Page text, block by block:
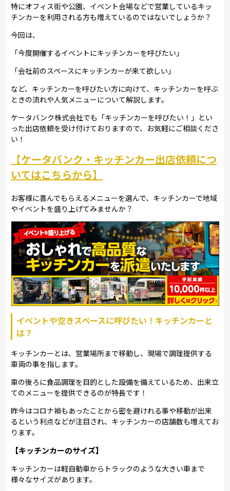
特にオフィス街や公園、イベント会場などで営業しているキッ
チンカーを利用される方も増えているのではないでしょうか？
今回は、
「今度開催するイベントにキッチンカーを呼びたい」
「会社前のスペースにキッチンカーが来て欲しい」
など、キッチンカーを呼びたい方に向けて、キッチンカーを呼ぶ
ときの流れや人気メニューについて解説します。
ケータバンク株式会社でも「キッチンカーを呼びたい！」とい
った出店依頼を受け付けておりますので、お気軽にご相談くださ
い！
【ケータバンク・キッチンカー出店依頼につ
いてはこちらから】
お客様に喜んでもらえるメニューを選んで、キッチンカーで地域
やイベントを盛り上げてみませんか？
イベントや空きスペースに呼びたい！キッチンカーと
は？
キッチンカーとは、営業場所まで移動し、現場で調理提供する
車両の事を指します。
車の後ろに食品調理を目的とした設備を備えているため、出来立
てのメニューを提供できるのが特長です！
昨今はコロナ禍もあったことから密を避けれる事や移動が出来
るという利点などが注目され、キッチンカーの店舗数も増えてお
ります。
【キッチンカーのサイズ】
キッチンカーは軽自動車からトラックのような大きい車まで
様々なサイズがあります。